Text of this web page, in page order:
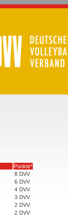
Punkte*
8 DVV
6 DVV
4 DVV
3 DVV
2 DVV
2 DVV